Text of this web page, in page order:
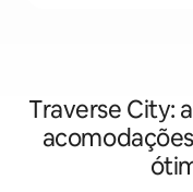
Traverse City: